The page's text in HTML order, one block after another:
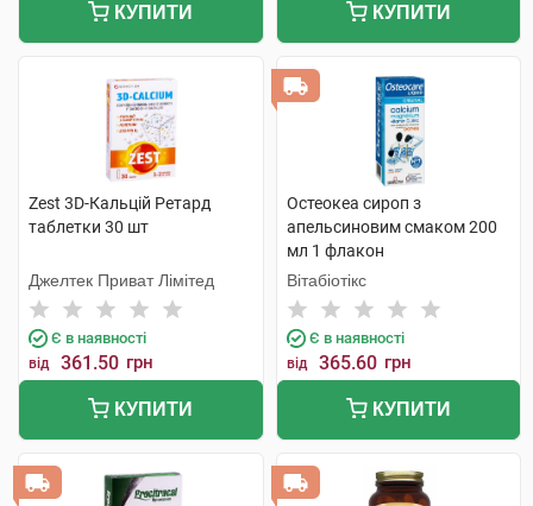
КУПИТИ КУПИТИ
Zest 3D-Кальцій Ретард
таблетки 30 шт
Джелтек Приват Лімітед
Є в наявності
від 361.50 грн
КУПИТИ
Остеокеа сироп з
апельсиновим смаком 200
мл 1 флакон
Вітабіотікс
Є в наявності
від 365.60 грн
КУПИТИ